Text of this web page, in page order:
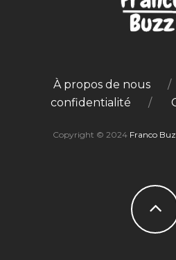
À propos de nous
confidentialité
Copyright © 2024 Franco